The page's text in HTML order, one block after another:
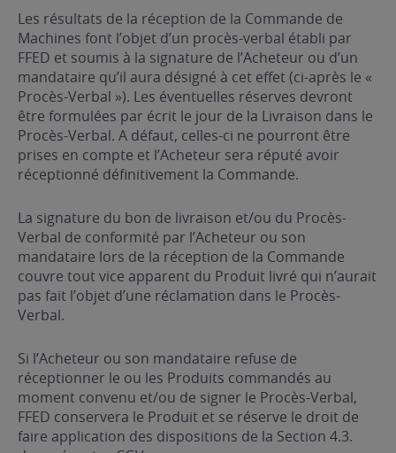
Les résultats de la réception de la Commande de
Machines font l’objet d’un procès-verbal établi par
FFED et soumis à la signature de l’Acheteur ou d’un
mandataire qu’il aura désigné à cet effet (ci-après le «
Procès-Verbal »). Les éventuelles réserves devront
être formulées par écrit le jour de la Livraison dans le
Procès-Verbal. A défaut, celles-ci ne pourront être
prises en compte et l’Acheteur sera réputé avoir
réceptionné définitivement la Commande.
La signature du bon de livraison et/ou du Procès-
Verbal de conformité par l’Acheteur ou son
mandataire lors de la réception de la Commande
couvre tout vice apparent du Produit livré qui n’aurait
pas fait l’objet d’une réclamation dans le Procès-
Verbal.
Si l’Acheteur ou son mandataire refuse de
réceptionner le ou les Produits commandés au
moment convenu et/ou de signer le Procès-Verbal,
FFED conservera le Produit et se réserve le droit de
faire application des dispositions de la Section 4.3.